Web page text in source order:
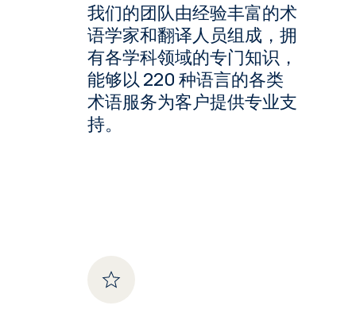
我们的团队由经验丰富的术
语学家和翻译人员组成，拥
有各学科领域的专门知识，
能够以 220 种语言的各类
术语服务为客户提供专业支
持。